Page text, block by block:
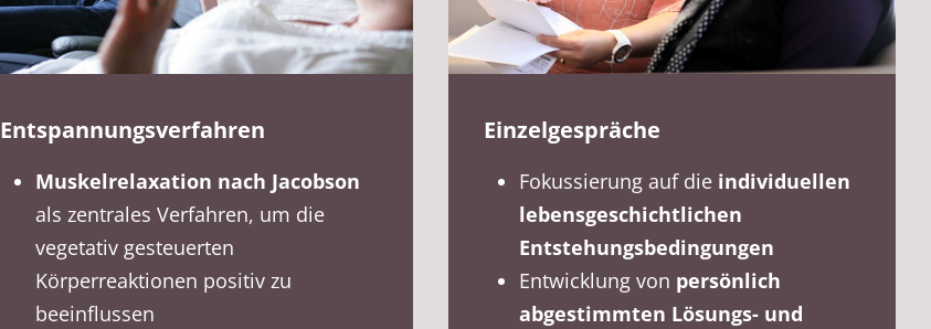
Entspannungsverfahren
Muskelrelaxation nach Jacobson
als zentrales Verfahren, um die
vegetativ gesteuerten
Körperreaktionen positiv zu
beeinflussen
Einzelgespräche
Fokussierung auf die individuellen
lebensgeschichtlichen
Entstehungsbedingungen
Entwicklung von persönlich
abgestimmten Lösungs- und